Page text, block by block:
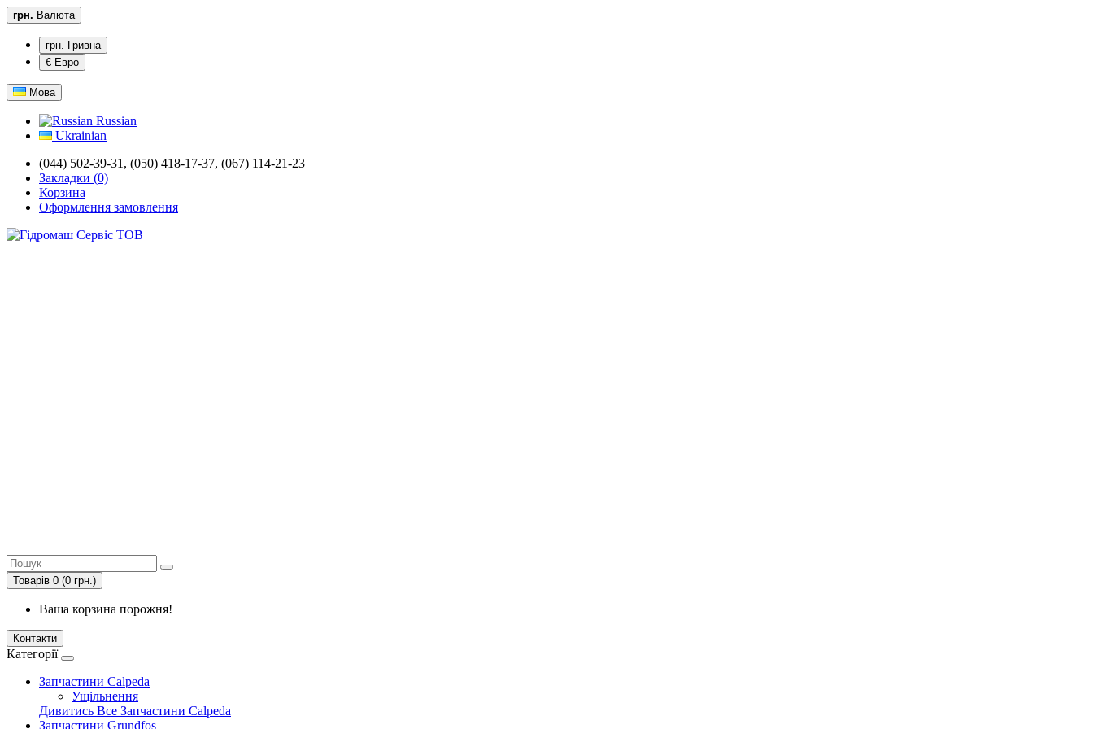
грн. Валюта
грн. Гривна
€ Евро
Мова
Russian
Ukrainian
(044) 502-39-31, (050) 418-17-37, (067) 114-21-23
Закладки (0)
Корзина
Оформлення замовлення
Товарів 0 (0 грн.)
Ваша корзина порожня!
Контакти
Категорії
Запчастини Calpeda
Ущільнення
Дивитись Все Запчастини Calpeda
Запчастини Grundfos